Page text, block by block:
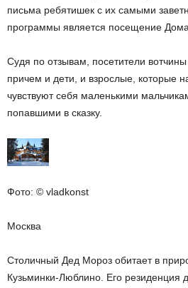
письма ребятишек с их самыми
программы является посещение
Судя по отзывам, посетители
причем и дети, и взрослые, которые
чувствуют себя маленькими
попавшими в сказку.
Фото: © vladkonst
Москва
Столичный Дед Мороз обитает в
Кузьминки-Люблино. Его резиденция